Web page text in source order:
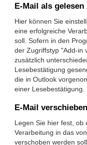
E-Mail als
Hier können Sie
eine erfolgreiche
soll. Sofern in den
der Zugriffstyp "Add-in
zusätzlich
Lesebestätigung
die in Outlook
einer Lesebestätigung.
E-Mail verschieben
Legen Sie hier fest, ob
Verarbeitung in das
verschoben werden